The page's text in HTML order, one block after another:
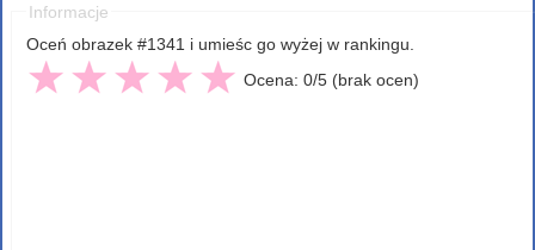
Informacje
Oceń obrazek #1341 i umieśc go wyżej w rankingu.
Ocena: 0/5 (brak ocen)